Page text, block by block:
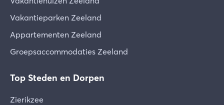
Vakantieparken Zeeland
Appartementen Zeeland
Groepsaccommodaties Zeeland
Top Steden en Dorpen
Zierikzee